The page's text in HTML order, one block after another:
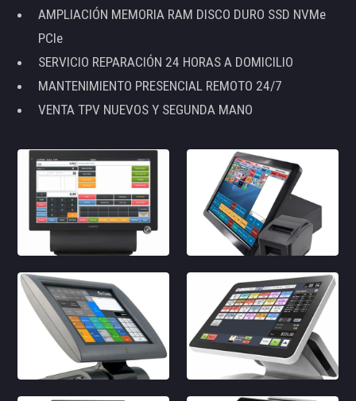
AMPLIACIÓN MEMORIA RAM DISCO DURO SSD NVMe
PCIe
SERVICIO REPARACIÓN 24 HORAS A DOMICILIO
MANTENIMIENTO PRESENCIAL REMOTO 24/7
VENTA TPV NUEVOS Y SEGUNDA MANO